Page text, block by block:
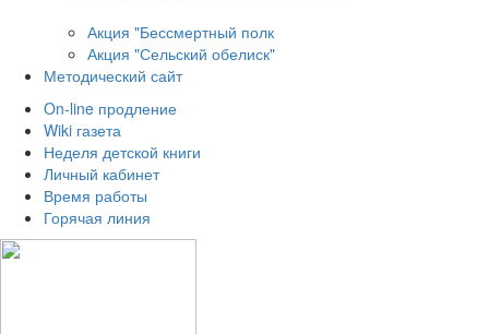
Акция "Бессмертный полк
Акция "Сельский обелиск"
Методический сайт
On-line продление
Wiki газета
Неделя детской книги
Личный кабинет
Время работы
Горячая линия